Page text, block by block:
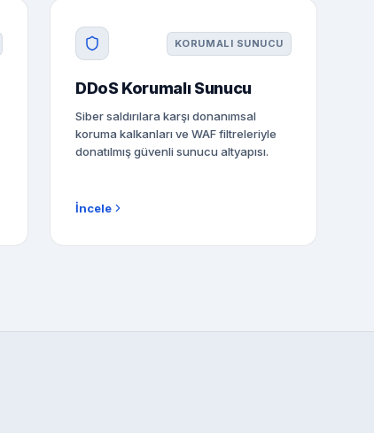
KORUMALI SUNUCU
DDoS Korumalı Sunucu
Siber saldırılara karşı donanımsal
koruma kalkanları ve WAF filtreleriyle
donatılmış güvenli sunucu altyapısı.
İncele